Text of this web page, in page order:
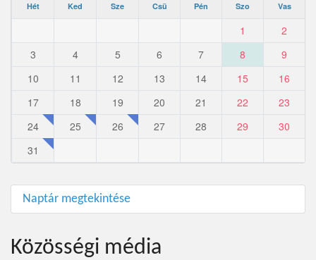
Hét Ked Sze Csü Pén Szo Vas
1
2
3
4 5 6 7 8
9
10
11 12 13 14 15
16
17
18 19 20 21 22
23
24
25 26 27 28 29
30
31
Naptár megtekintése
Közösségi média